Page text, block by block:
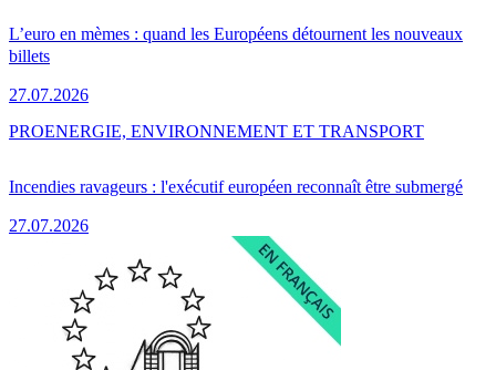
L’euro en mèmes : quand les Européens détournent les nouveaux
billets
27.07.2026
Incendies ravageurs : l'exécutif européen reconnaît être submergé
27.07.2026
PROENERGIE, ENVIRONNEMENT ET TRANSPORT